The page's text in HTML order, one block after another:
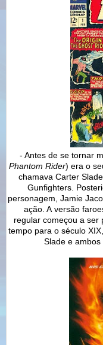
- Antes de se tornar
Phantom Rider) era o
chamava Carter
Gunfighters.
personagem, Jamie
ação. A versão
regular começou a
tempo para o século
Slade e ambos